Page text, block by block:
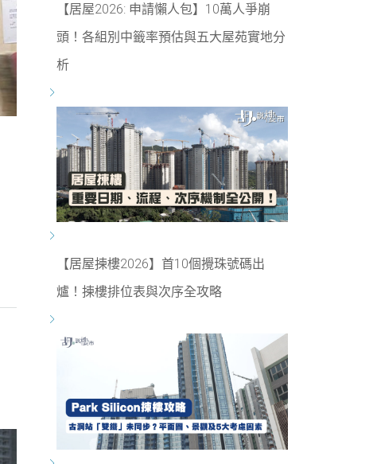
【居屋2026: 申請懶人包】10萬人爭崩
頭！各組別中籤率預估與五大屋苑實地分
析
【居屋揀樓2026】首10個攪珠號碼出
爐！揀樓排位表與次序全攻略